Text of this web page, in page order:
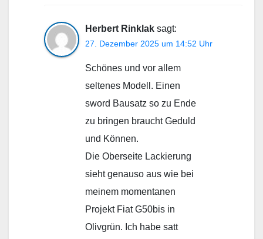
Herbert Rinklak sagt:
27. Dezember 2025 um 14:52 Uhr
Schönes und vor allem
seltenes Modell. Einen
sword Bausatz so zu Ende
zu bringen braucht Geduld
und Können.
Die Oberseite Lackierung
sieht genauso aus wie bei
meinem momentanen
Projekt Fiat G50bis in
Olivgrün. Ich habe satt